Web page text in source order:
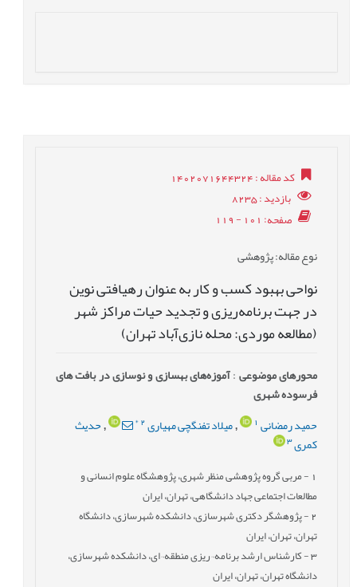
کد مقاله: 1402071644324
بازدید: 8235
صفحه: 101 - 119
نوع مقاله: پژوهشی
نواحی بهبود کسب و کار به عنوان رهیافتی نوین
در جهت برنامه‌ریزی و تجدید حیات مراکز شهر
(مطالعه موردی: محله نازی‌آباد تهران)
محورهای موضوعی:آموزه‌های بهسازی و نوسازی در بافت ‌های
فرسوده شهری
حمید رمضانی
,میلاد تفنگچی مهیاری 2
*
,حدیث
کمری 3
- مربی گروه پژوهشی منظر شهری، پژوهشگاه علوم انسانی و
مطالعات اجتماعی جهاد دانشگاهی، تهران، ایران
2- پژوهشگر دکتری شهرسازی، دانشکده شهرسازی، دانشگاه
تهران، تهران، ایران
3- کارشناس ارشد برنامه¬ریزی منطقه¬ای، دانشکده شهرسازی،
دانشگاه تهران، تهران، ایران